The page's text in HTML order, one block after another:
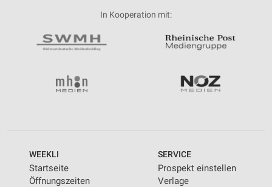
In Kooperation mit:
WEEKLI
Startseite
Öffnungszeiten
SERVICE
Prospekt einstellen
Verlage